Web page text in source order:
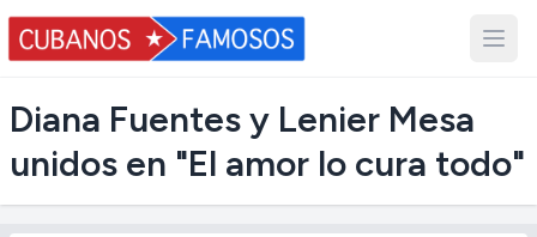
Diana Fuentes y Lenier Mesa
unidos en "El amor lo cura todo"